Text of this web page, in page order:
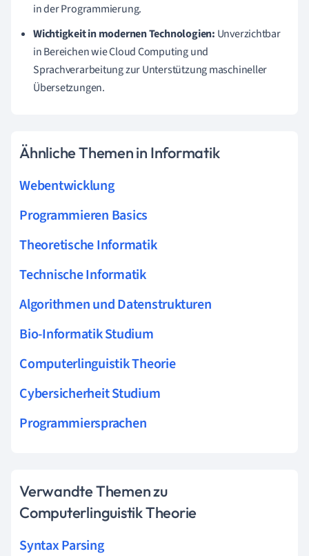
in der Programmierung.
Wichtigkeit in modernen Technologien: Unverzichtbar
in Bereichen wie Cloud Computing und
Sprachverarbeitung zur Unterstützung maschineller
Übersetzungen.
Ähnliche Themen in Informatik
Webentwicklung
Programmieren Basics
Theoretische Informatik
Technische Informatik
Algorithmen und Datenstrukturen
Bio-Informatik Studium
Computerlinguistik Theorie
Cybersicherheit Studium
Programmiersprachen
Verwandte Themen zu
Computerlinguistik Theorie
Syntax Parsing